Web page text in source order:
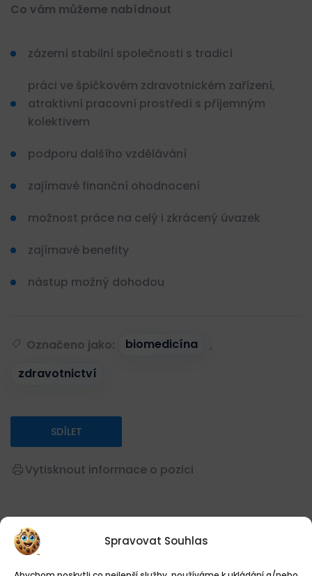
Spravovat Souhlas
Co vám můžeme nabídnout
zázemí stabilní společnosti s tradicí
práci ve špičkovém zdravotnickém zařízení,
atraktivní pracovní prostředí s příjemným
kolektivem
podporu dalšího vzdělávání
zajímavé finanční ohodnocení
možnost práce na celý i zkrácený úvazek
zajímavé benefity
nástup možný dohodou
Označeno jako: biomedicína
,
zdravotnictví
SDÍLET
Vytisknout informace o pozici
Přehled práce